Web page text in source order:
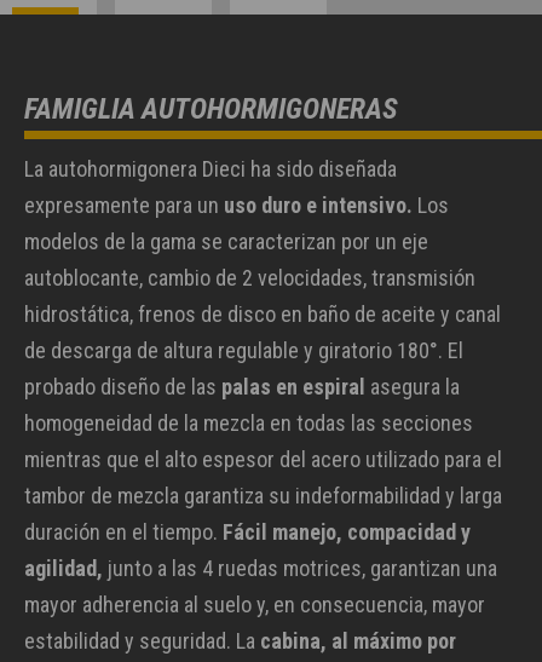
FAMIGLIA AUTOHORMIGONERAS
La autohormigonera Dieci ha sido diseñada
expresamente para un uso duro e intensivo. Los
modelos de la gama se caracterizan por un eje
autoblocante, cambio de 2 velocidades, transmisión
hidrostática, frenos de disco en baño de aceite y canal
de descarga de altura regulable y giratorio 180°. El
probado diseño de las palas en espiral asegura la
homogeneidad de la mezcla en todas las secciones
mientras que el alto espesor del acero utilizado para el
tambor de mezcla garantiza su indeformabilidad y larga
duración en el tiempo. Fácil manejo, compacidad y
agilidad, junto a las 4 ruedas motrices, garantizan una
mayor adherencia al suelo y, en consecuencia, mayor
estabilidad y seguridad. La cabina, al máximo por